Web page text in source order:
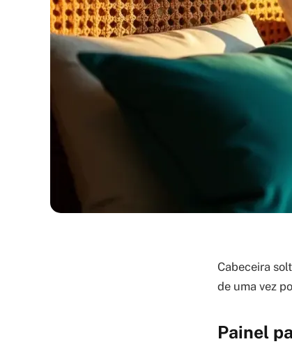
Cabeceira
de uma vez
Painel